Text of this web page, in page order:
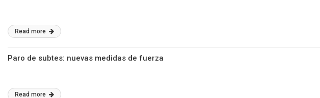
Read more
Paro de subtes: nuevas medidas de fuerza
Read more